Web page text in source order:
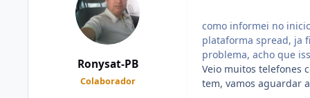
Ronysat-PB
Colaborador
como informei no
plataforma spread, ja
problema, acho que
Veio muitos telefones
tem, vamos aguardar